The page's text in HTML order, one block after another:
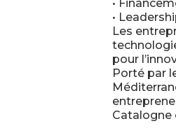
•
•
Les
pour
Porté par
Catalogne